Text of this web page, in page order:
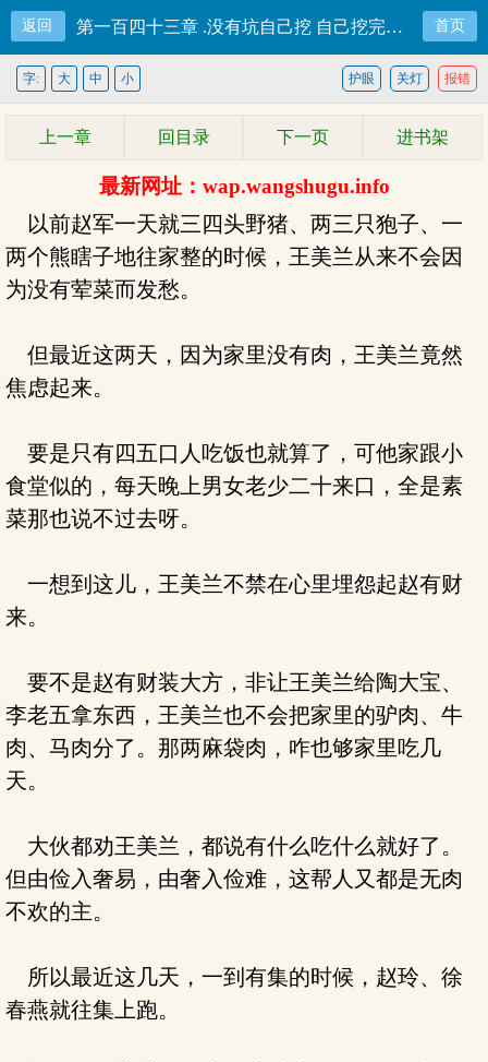
返回 第一百四十三章 .没有坑自己挖 自己挖完自己挑 首页
报错
关灯
护眼
字: 大 中 小
上一章 回目录 下一页 进书架
最新网址：wap.wangshugu.info
以前赵军一天就三四头野猪、两三只狍子、一
两个熊瞎子地往家整的时候，王美兰从来不会因
为没有荤菜而发愁。
但最近这两天，因为家里没有肉，王美兰竟然
焦虑起来。
要是只有四五口人吃饭也就算了，可他家跟小
食堂似的，每天晚上男女老少二十来口，全是素
菜那也说不过去呀。
一想到这儿，王美兰不禁在心里埋怨起赵有财
来。
要不是赵有财装大方，非让王美兰给陶大宝、
李老五拿东西，王美兰也不会把家里的驴肉、牛
肉、马肉分了。那两麻袋肉，咋也够家里吃几
天。
大伙都劝王美兰，都说有什么吃什么就好了。
但由俭入奢易，由奢入俭难，这帮人又都是无肉
不欢的主。
所以最近这几天，一到有集的时候，赵玲、徐
春燕就往集上跑。